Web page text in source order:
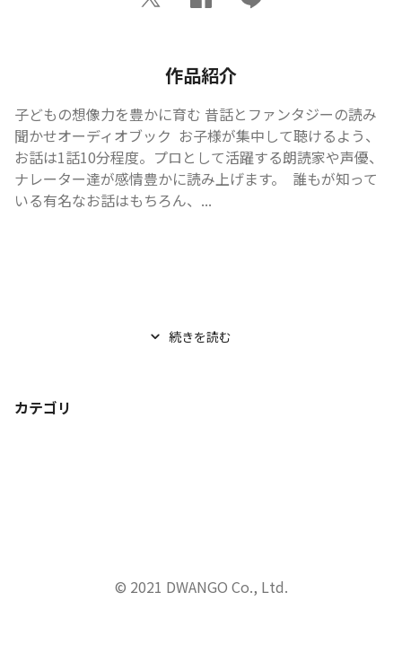
作品紹介
子どもの想像力を豊かに育む 昔話とファンタジーの読み
聞かせオーディオブック  お子様が集中して聴けるよう、
お話は1話10分程度。プロとして活躍する朗読家や声優、
ナレーター達が感情豊かに読み上げます。  誰もが知って
いる有名なお話はもちろん、...
続きを読む
カテゴリ
© 2021 DWANGO Co., Ltd.